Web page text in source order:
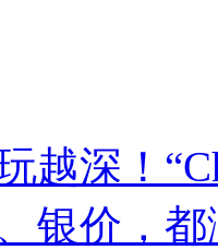
越深！
银价，都